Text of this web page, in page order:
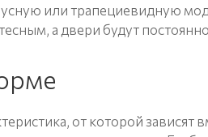
или трапециевидную
а двери будут
от которой